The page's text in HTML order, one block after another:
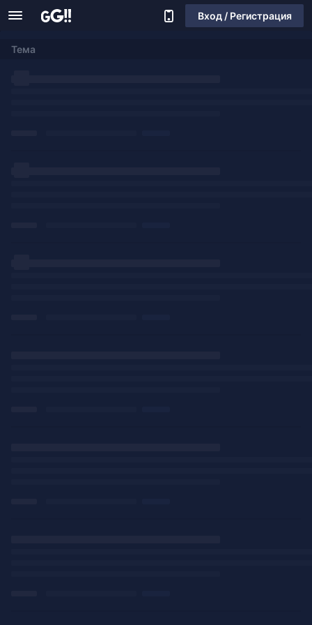
Вход / Регистрация
Тема